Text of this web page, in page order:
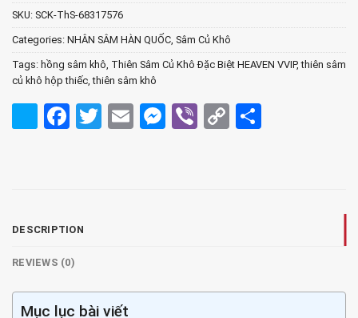
SKU: SCK-ThS-68317576
Categories: NHÂN SÂM HÀN QUỐC Sâm Củ Khô
Tags: hồng sâm khô Thiên Sâm Củ Khô Đặc Biệt HEAVEN VVIP,thiên sâm
củ khô hộp thiếc ,thiên sâm khô
Facebook
Twitter
EmailMessenger
ViberCopy
DESCRIPTION
REVIEWS (0)
Mục lục bài viết